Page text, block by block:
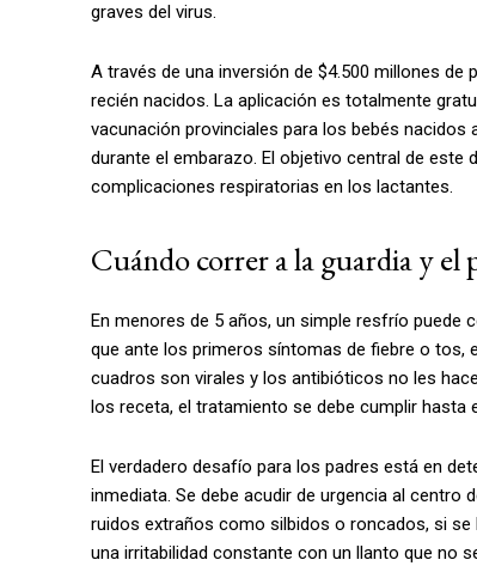
graves del virus.
A través de una inversión de $4.500 millones de
recién nacidos. La aplicación es totalmente
vacunación provinciales para los bebés nacidos
durante el embarazo. El objetivo central de este
complicaciones respiratorias en los lactantes.
Cuándo correr a la guardia y el
En menores de 5 años, un simple resfrío puede
que ante los primeros síntomas de fiebre o tos,
cuadros son virales y los antibióticos no les
los receta, el tratamiento se debe cumplir hasta
El verdadero desafío para los padres está en
inmediata. Se debe acudir de urgencia al centro
ruidos extraños como silbidos o roncados, si
una irritabilidad constante con un llanto que no